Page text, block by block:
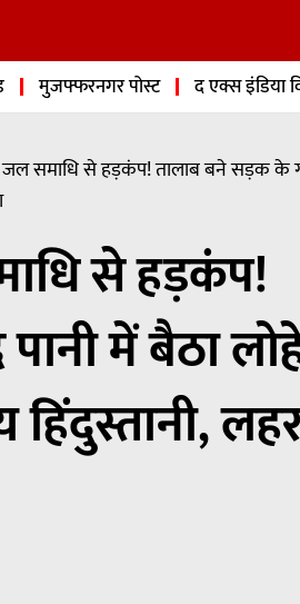
मुजफ्फरनगर पोस्ट द एक्स इंडिया
समाधि से हड़कंप! तालाब बने सड़क के
से हड़कंप!
में बैठा